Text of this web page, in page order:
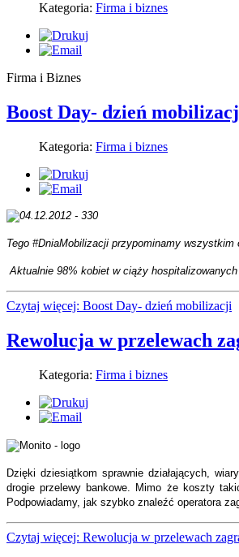
Kategoria: Firma i biznes
Firma i Biznes
Boost Day- dzień
Kategoria: Firma i biznes
Tego #DniaMobilizacji przypominamy
Aktualnie 98% kobiet w ciąży
Czytaj więcej: Boost Day- dzień mobilizacji
Rewolucja w przelewach
Kategoria: Firma i biznes
Dzięki dziesiątkom sprawnie działających,
drogie przelewy bankowe. Mimo że koszty
Podpowiadamy, jak szybko znaleźć operatora
Czytaj więcej: Rewolucja w przelewach